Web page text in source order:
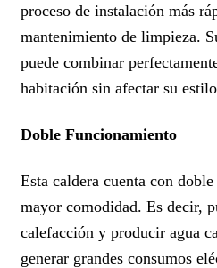
proceso de instalación más
mantenimiento de limpieza.
puede combinar
habitación sin afectar su
Doble Funcionamiento
Esta caldera cuenta con
mayor comodidad. Es decir,
calefacción y producir agua
generar grandes consumos